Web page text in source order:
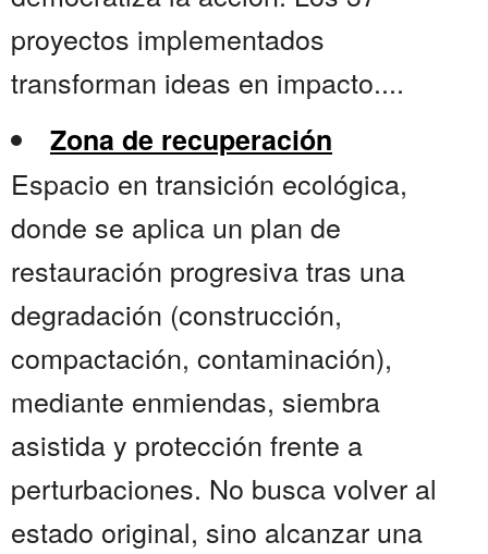
proyectos implementados
transforman ideas en impacto....
Zona de recuperación
Espacio en transición ecológica,
donde se aplica un plan de
restauración progresiva tras una
degradación (construcción,
compactación, contaminación),
mediante enmiendas, siembra
asistida y protección frente a
perturbaciones. No busca volver al
estado original, sino alcanzar una